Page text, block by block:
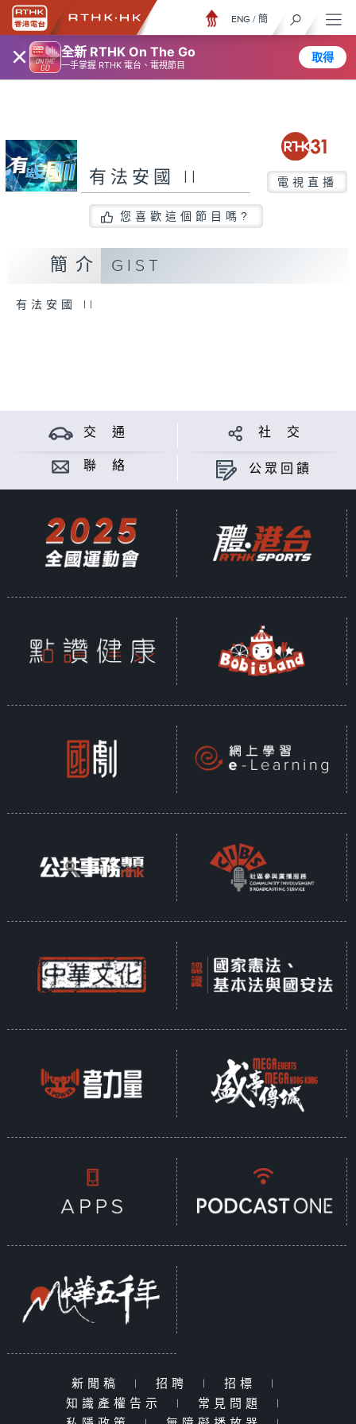
× 全新 RTHK On The Go
一手掌握 RTHK 電台、電視節目
取得
ENG / 簡
有法安國 II 電視直播
您喜歡這個節目嗎?
簡介 GIST
有法安國 II
交 通 社 交
聯 絡 公眾回饋
新聞稿 | 招聘 | 招標
|
知識產權告示
| 常見問題
|